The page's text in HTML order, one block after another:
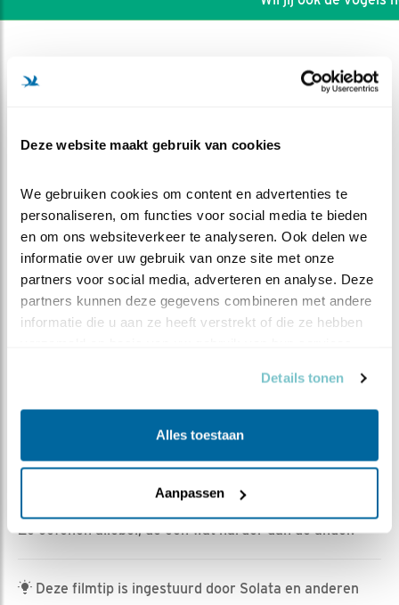
Deze website maakt gebruik van cookies
We gebruiken cookies om content en advertenties te
personaliseren, om functies voor social media te bieden
en om ons websiteverkeer te analyseren. Ook delen we
informatie over uw gebruik van onze site met onze
partners voor social media, adverteren en analyse. Deze
partners kunnen deze gegevens combineren met andere
informatie die u aan ze heeft verstrekt of die ze hebben
Details tonen
Alles toestaan
Aanpassen
DEEL DIT FILMPJE
De volgende stap is precies dat: met flapperende
vleugels een stapje maken. Vleugels moeten geoefend,
maar de benen mogen ook sterker worden.
Ze oefenen allebei, de één wat harder dan de ander.
Deze filmtip is ingestuurd door Solata en anderen